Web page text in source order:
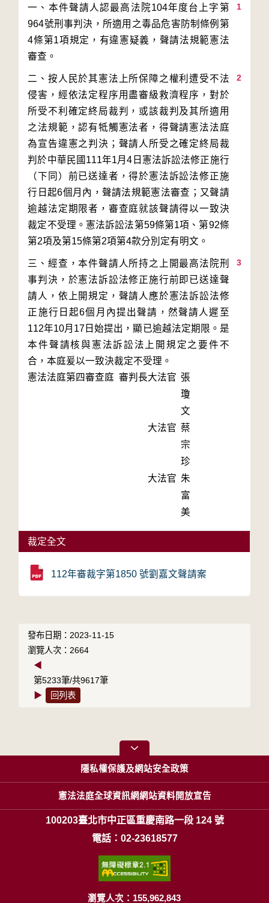
1
一、本件聲請人認最高法院104年度台上字第
964號刑事判決，所適用之毒品危害防制條例第
4條第1項規定，有違憲疑義，聲請法規範憲法
2
二、按人民於其憲法上所保障之權利遭受不法
侵害，經依法定程序用盡審級救濟程序，對於
所受不利確定終局裁判，或該裁判及其所適用
之法規範，認有牴觸憲法者，得聲請憲法法庭
為宣告違憲之判決；聲請人所受之確定終局裁
判於中華民國111年1月4日憲法訴訟法修正施行
（下同）前已送達者，得於憲法訴訟法修正施
行日起6個月內，聲請法規範憲法審查；又聲請
逾越法定期限者，審查庭就該聲請得以一致決
裁定不受理。憲法訴訟法第59條第1項、第92條
3
三、經查，本件聲請人所持之上開最高法院刑
事判決，於憲法訴訟法修正施行前即已送達聲
請人，依上開規定，聲請人應於憲法訴訟法修
正施行日起6個月內提出聲請，然聲請人遲至
112年10月17日始提出，顯已逾越法定期限。是
本件聲請核與憲法訴訟法上開規定之要件不
合，本庭爰以一致決裁定不受理。
憲法法庭第四審查庭 審判長大法官 張
瓊
文
大法官 蔡
宗
珍
大法官 朱
富
美
裁定全文
112年審裁字第1850 號劉嘉文聲請案
發布日期：2023-11-15
瀏覽人次：2664
◀
第5233筆/共9617筆
▶
回列表
隱私權保護及網站安全政策
憲法法庭全球資訊網網站資料開放宣告
100203臺北市中正區重慶南路一段 124 號
電話：02-23618577
瀏覽人次：155,962,843